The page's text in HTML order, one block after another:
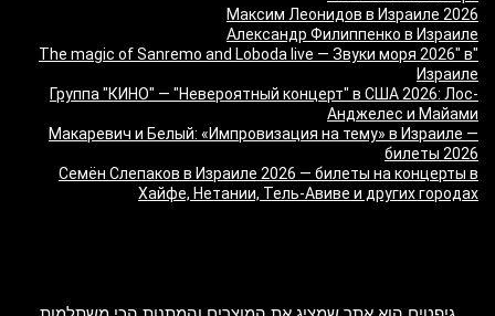
Максим Леонидов в Израиле 2026
Александр Филиппенко в Израиле
"The magic of Sanremo and Loboda live — Звуки моря 2026" в
Израиле
Группа "КИНО" — "Невероятный концерт" в США 2026: Лос-
Анджелес и Майами
Макаревич и Белый: «Импровизация на тему» в Израиле —
билеты 2026
Семён Слепаков в Израиле 2026 — билеты на концерты в
Хайфе, Нетании, Тель-Авиве и других городах